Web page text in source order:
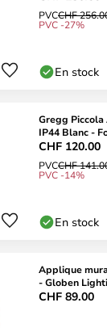
PVCCHF
PVC -27%
En stock
Gregg
IP44 Blanc -
CHF 120.00
PVCCHF
PVC -14%
En stock
Applique
- Globen
CHF 89.00